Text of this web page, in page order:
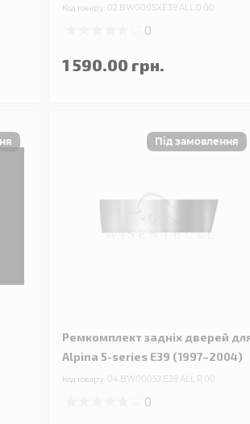
Код товару: 02.BW0005XE39.ALL.0.00
0
1 590.00 грн.
Ремкомплект задніх дверей
Alpina 5-series E39 (1997–2004)
Код товару: 04.BW0005XE39.ALL.R.00
0